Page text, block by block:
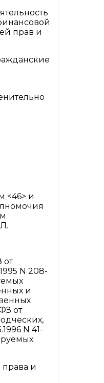
прав и
<46> и
от
N 208-
и
от
N 41-
и